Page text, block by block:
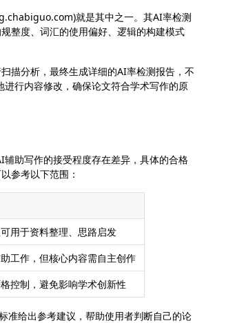
就是其中之一。其AI率检测
整度、词汇的使用偏好、逻辑的构建模式
描分析，最终生成详细的AI率检测报告，不
行内容修改，确保论文符合学术写作的原
助写作的接受程度存在差异，具体的合格
参考以下范围：
用于资料整理、思路启发
工作，但核心内容需自主创作
控制，避免影响学术创新性
给出参考建议，帮助使用者判断自己的论